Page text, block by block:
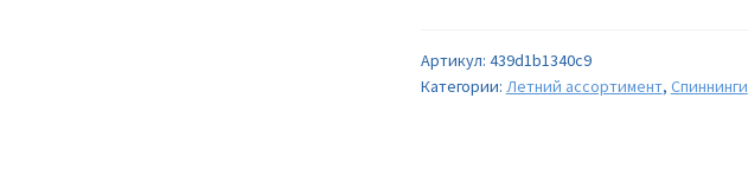
carbon,
ручка
Артикул: 439d1b1340c9
Категории: Летний ассортимент, Спиннинги